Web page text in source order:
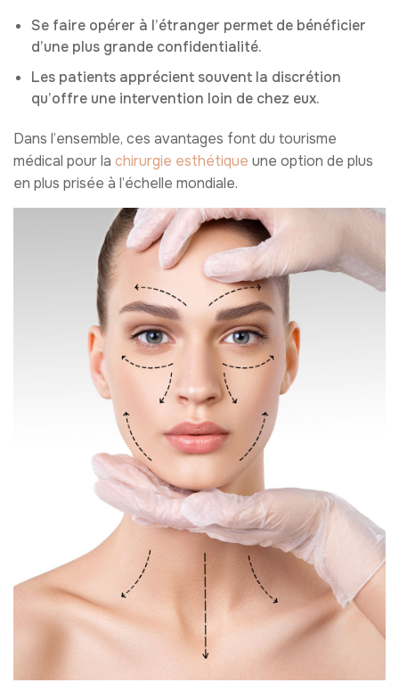
Se faire opérer à l’étranger permet de bénéficier
d’une plus grande confidentialité.
Les patients apprécient souvent la discrétion
qu’offre une intervention loin de chez eux.
Dans l’ensemble, ces avantages font du tourisme
médical pour la chirurgie esthétique une option de plus
en plus prisée à l’échelle mondiale.